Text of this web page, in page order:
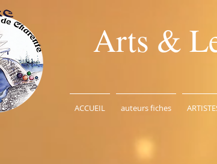
Arts &
ACCUEIL auteurs fiches